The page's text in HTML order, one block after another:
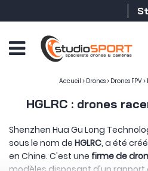
Stock en
Accueil > Drones> Drones FPV>
HGLRC : drones
Shenzhen Hua Gu Long
sous le nom de HGLRC, a été
en Chine. C'est une firme de